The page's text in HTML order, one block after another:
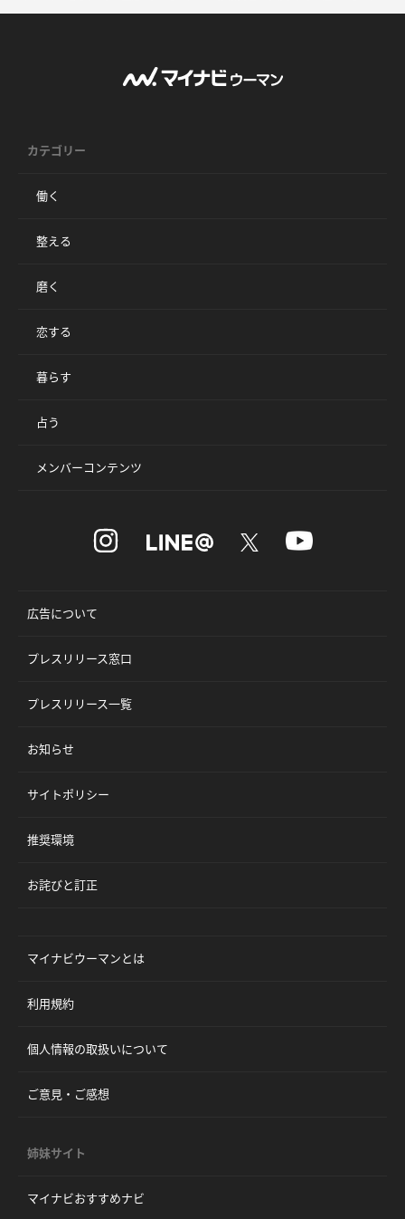
カテゴリー
働く
整える
磨く
恋する
暮らす
占う
メンバーコンテンツ
広告について
プレスリリース窓口
プレスリリース一覧
お知らせ
サイトポリシー
推奨環境
お詫びと訂正
マイナビウーマンとは
利用規約
個人情報の取扱いについて
ご意見・ご感想
姉妹サイト
マイナビおすすめナビ